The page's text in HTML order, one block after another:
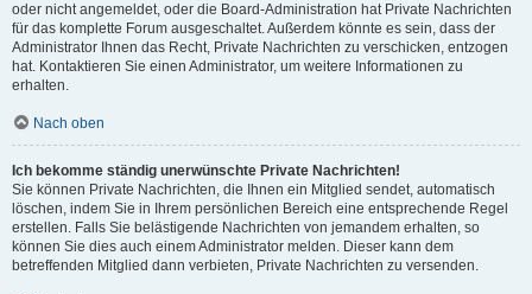
oder nicht angemeldet, oder die Board-Administration hat Private Nachrichten
für das komplette Forum ausgeschaltet. Außerdem könnte es sein, dass der
Administrator Ihnen das Recht, Private Nachrichten zu verschicken, entzogen
hat. Kontaktieren Sie einen Administrator, um weitere Informationen zu
erhalten.
Nach oben
Ich bekomme ständig unerwünschte Private Nachrichten!
Sie können Private Nachrichten, die Ihnen ein Mitglied sendet, automatisch
löschen, indem Sie in Ihrem persönlichen Bereich eine entsprechende Regel
erstellen. Falls Sie belästigende Nachrichten von jemandem erhalten, so
können Sie dies auch einem Administrator melden. Dieser kann dem
betreffenden Mitglied dann verbieten, Private Nachrichten zu versenden.